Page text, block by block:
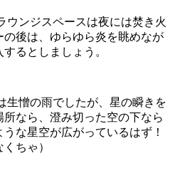
ウンジスペースは夜には焚き火
後は、ゆらゆら炎を眺めなが
るとしましょう。
生憎の雨でしたが、星の瞬きを
なら、澄み切った空の下なら
な星空が広がっているはず！
ちゃ）